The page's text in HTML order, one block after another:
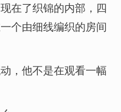
在了织锦的内部，四
个由细线编织的房间
，他不是在观看一幅